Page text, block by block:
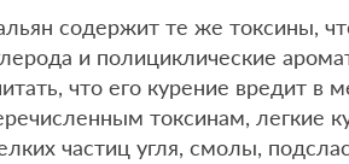
содержит те же токсины,
и полициклические
что его курение вредит
токсинам, легкие
частиц угля, смолы,